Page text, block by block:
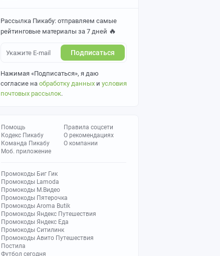
Рассылка Пикабу: отправляем самые
рейтинговые материалы за 7 дней 🔥
Подписаться
Нажимая «Подписаться», я даю
согласие на обработку данных и условия
почтовых рассылок.
Помощь
Кодекс Пикабу
Команда Пикабу
Моб. приложение
Правила соцсети
О рекомендациях
О компании
Промокоды Биг Гик
Промокоды Lamoda
Промокоды М.Видео
Промокоды Пятерочка
Промокоды Aroma Butik
Промокоды Яндекс Путешествия
Промокоды Яндекс Еда
Промокоды Ситилинк
Промокоды Авито Путешествия
Постила
Футбол сегодня